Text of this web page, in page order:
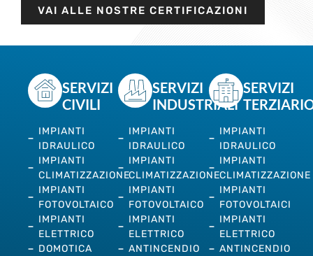
VAI ALLE NOSTRE CERTIFICAZIONI
SERVIZI
CIVILI
IMPIANTI
IDRAULICO
IMPIANTI
CLIMATIZZAZIONE
IMPIANTI
FOTOVOLTAICO
IMPIANTI
ELETTRICO
DOMOTICA
SERVIZI
INDUSTRIALI
IMPIANTI
IDRAULICO
IMPIANTI
CLIMATIZZAZIONE
IMPIANTI
FOTOVOLTAICO
IMPIANTI
ELETTRICO
ANTINCENDIO
SERVIZI
IMPIANTI
IDRAULICO
IMPIANTI
CLIMATIZZAZIONE
IMPIANTI
FOTOVOLTAICI
IMPIANTI
ELETTRICO
ANTINCENDIO